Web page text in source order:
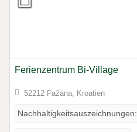
Ferienzentrum Bi-Village
52212 Fažana, Kroatien
Nachhaltigkeitsauszeichnungen: